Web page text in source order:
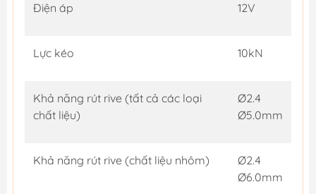
Điện áp 12V
Lực kéo 10kN
Khả năng rút rive (tất cả các loại
chất liệu)
Ø2.4
Ø5.0mm
Khả năng rút rive (chất liệu nhôm)
Ø2.4
Ø6.0mm